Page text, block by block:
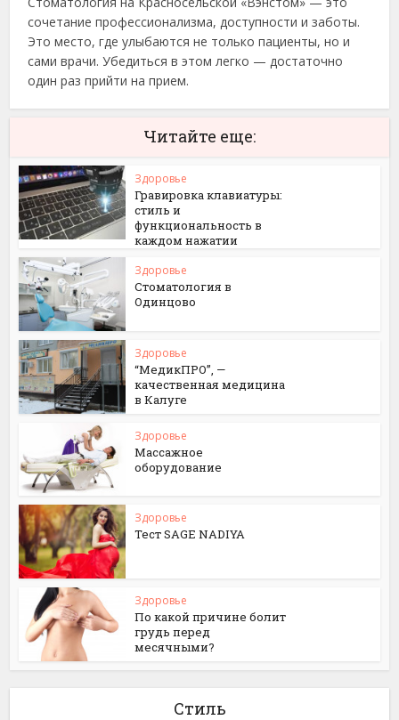
сочетание профессионализма, доступности и заботы.
Это место, где улыбаются не только пациенты, но и
сами врачи. Убедиться в этом легко — достаточно
один раз прийти на прием.
Читайте еще:
Здоровье
Гравировка клавиатуры:
стиль и
функциональность в
каждом нажатии
Здоровье
Стоматология в
Одинцово
Здоровье
“МедикПРО”, —
качественная медицина
в Калуге
Здоровье
Массажное
оборудование
Здоровье
Тест SAGE NADIYA
Здоровье
По какой причине болит
грудь перед
месячными?
Стиль